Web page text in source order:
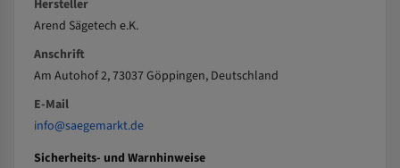
Hersteller
Arend Sägetech e.K.
Anschrift
Am Autohof 2, 73037 Göppingen, Deutschland
E-Mail
info@saegemarkt.de
Sicherheits- und Warnhinweise